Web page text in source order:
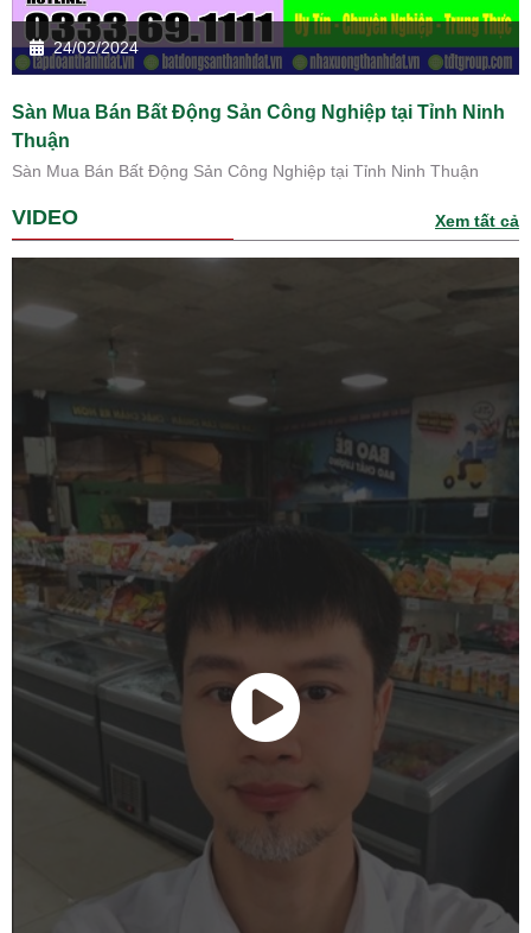
24/02/2024
Sàn Mua Bán Bất Động Sản Công Nghiệp tại Tỉnh Ninh
Thuận
Sàn Mua Bán Bất Động Sản Công Nghiệp tại Tỉnh Ninh Thuận
VIDEO Xem tất cả